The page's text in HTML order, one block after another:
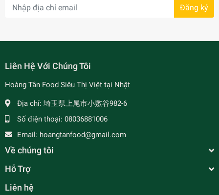
Đăng ký
Liên Hệ Với Chúng Tôi
Hoàng Tân Food Siêu Thị Việt tại Nhật
Địa chỉ: 埼玉県上尾市小敷谷982-6
Số điện thoại: 08036881006
Email: hoangtanfood@gmail.com
Về chúng tôi
Hỗ Trợ
Liên hệ